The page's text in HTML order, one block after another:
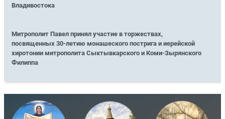
Владивостока
Митрополит Павел принял участие в торжествах,
посвященных 30-летию монашеского пострига и иерейской
хиротонии митрополита Сыктывкарского и Коми-Зырянского
Филиппа